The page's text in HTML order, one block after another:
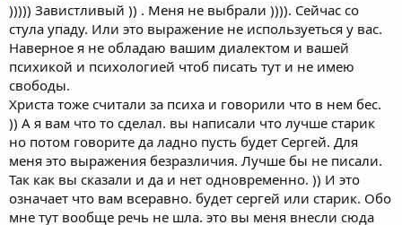
))))) Завистливый )) . Меня не выбрали )))). Сейчас со
стула упаду. Или это выражение не используеться у вас.
Наверное я не обладаю вашим диалектом и вашей
психикой и психологией чтоб писать тут и не имею
свободы.
Христа тоже считали за психа и говорили что в нем бес.
)) А я вам что то сделал. вы написали что лучше старик
но потом говорите да ладно пусть будет Сергей. Для
меня это выражения безразличия. Лучше бы не писали.
Так как вы сказали и да и нет одновременно. )) И это
означает что вам всеравно. будет сергей или старик. Обо
мне тут вообще речь не шла. это вы меня внесли сюда